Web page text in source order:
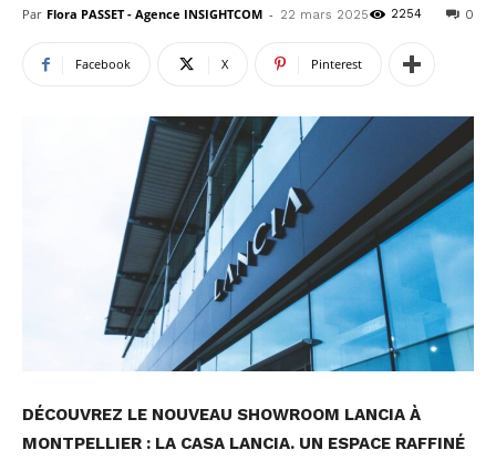
Par Flora PASSET - Agence INSIGHTCOM - 22 mars 2025 0
2254
Facebook X Pinterest
DÉCOUVREZ LE NOUVEAU SHOWROOM LANCIA À
MONTPELLIER : LA CASA LANCIA. UN ESPACE RAFFINÉ